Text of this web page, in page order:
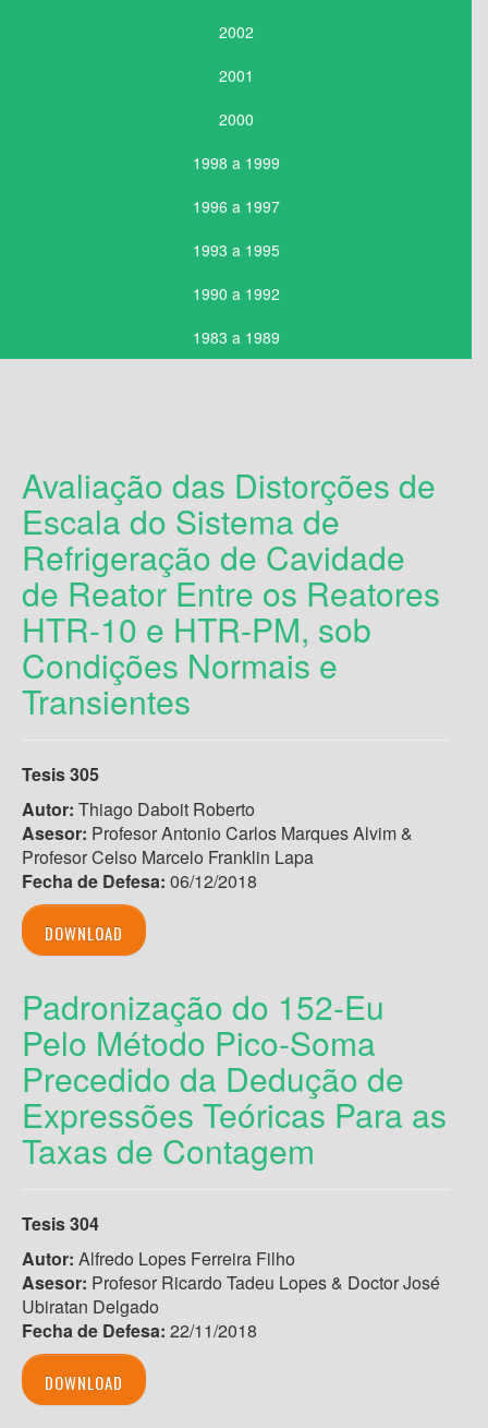
2002
2001
2000
1998 a 1999
1996 a 1997
1993 a 1995
1990 a 1992
1983 a 1989
Avaliação das Distorções de
Escala do Sistema de
Refrigeração de Cavidade
de Reator Entre os Reatores
HTR-10 e HTR-PM, sob
Condições Normais e
Transientes
Tesis 305
Autor: Thiago Daboit Roberto
Asesor: Profesor Antonio Carlos Marques Alvim &
Profesor Celso Marcelo Franklin Lapa
Fecha de Defesa: 06/12/2018
DOWNLOAD
Padronização do 152-Eu
Pelo Método Pico-Soma
Precedido da Dedução de
Expressões Teóricas Para as
Taxas de Contagem
Tesis 304
Autor: Alfredo Lopes Ferreira Filho
Asesor: Profesor Ricardo Tadeu Lopes & Doctor José
Ubiratan Delgado
Fecha de Defesa: 22/11/2018
DOWNLOAD